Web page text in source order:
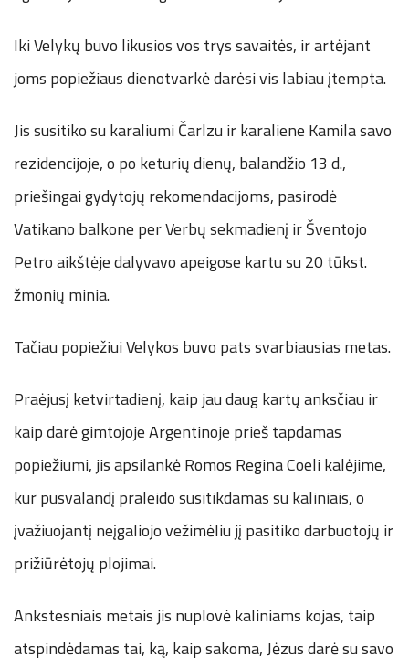
Iki Velykų buvo likusios vos trys savaitės, ir artėjant
joms popiežiaus dienotvarkė darėsi vis labiau įtempta.
Jis susitiko su karaliumi Čarlzu ir karaliene Kamila savo
rezidencijoje, o po keturių dienų, balandžio 13 d.,
priešingai gydytojų rekomendacijoms, pasirodė
Vatikano balkone per Verbų sekmadienį ir Šventojo
Petro aikštėje dalyvavo apeigose kartu su 20 tūkst.
žmonių minia.
Tačiau popiežiui Velykos buvo pats svarbiausias metas.
Praėjusį ketvirtadienį, kaip jau daug kartų anksčiau ir
kaip darė gimtojoje Argentinoje prieš tapdamas
popiežiumi, jis apsilankė Romos Regina Coeli kalėjime,
kur pusvalandį praleido susitikdamas su kaliniais, o
įvažiuojantį neįgaliojo vežimėliu jį pasitiko darbuotojų ir
prižiūrėtojų plojimai.
Ankstesniais metais jis nuplovė kaliniams kojas, taip
atspindėdamas tai, ką, kaip sakoma, Jėzus darė su savo